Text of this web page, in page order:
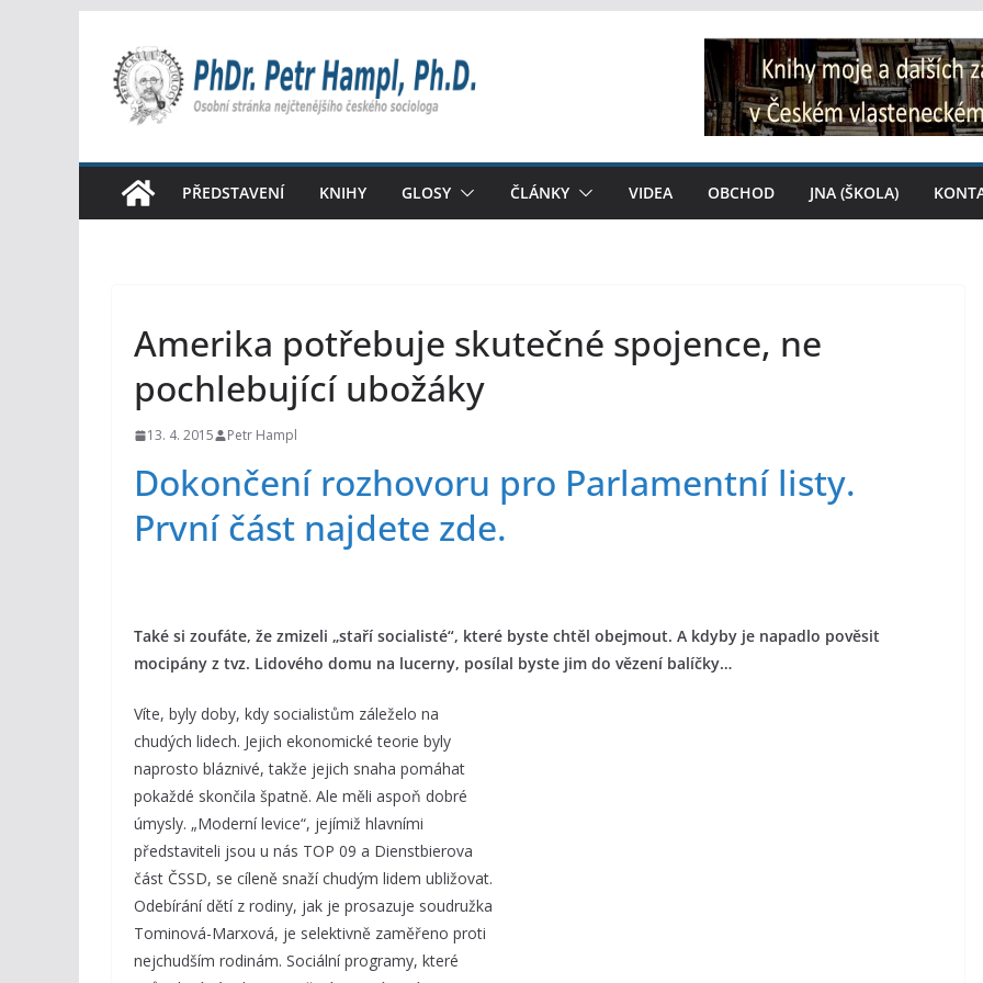
obsah
PŘEDSTAVENÍ KNIHY GLOSY ČLÁNKY VIDEA OBCHOD JNA (ŠKOLA)
Amerika potřebuje skutečné spojence, ne
pochlebující ubožáky
13. 4. 2015 Petr Hampl
Dokončení rozhovoru pro Parlamentní listy.
První část najdete zde.
Také si zoufáte, že zmizeli „staří socialisté“, které byste chtěl obejmout. A kdyby je napadlo pověsit
mocipány z tvz. Lidového domu na lucerny, posílal byste jim do vězení balíčky…
Víte, byly doby, kdy socialistům záleželo na
chudých lidech. Jejich ekonomické teorie byly
naprosto bláznivé, takže jejich snaha pomáhat
pokaždé skončila špatně. Ale měli aspoň dobré
úmysly. „Moderní levice“, jejímiž hlavními
představiteli jsou u nás TOP 09 a Dienstbierova
část ČSSD, se cíleně snaží chudým lidem ubližovat.
Odebírání dětí z rodiny, jak je prosazuje soudružka
Tominová-Marxová, je selektivně zaměřeno proti
nejchudším rodinám. Sociální programy, které